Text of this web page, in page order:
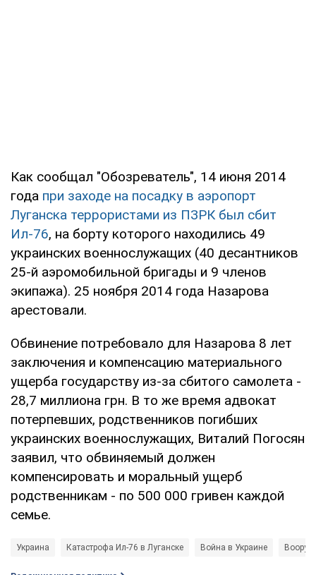
Как сообщал "Обозреватель", 14 июня 2014
года при заходе на посадку в аэропорт
Луганска террористами из ПЗРК был сбит
Ил-76, на борту которого находились 49
украинских военнослужащих (40 десантников
25-й аэромобильной бригады и 9 членов
экипажа). 25 ноября 2014 года Назарова
арестовали.
Обвинение потребовало для Назарова 8 лет
заключения и компенсацию материального
ущерба государству из-за сбитого самолета -
28,7 миллиона грн. В то же время адвокат
потерпевших, родственников погибших
украинских военнослужащих, Виталий Погосян
заявил, что обвиняемый должен
компенсировать и моральный ущерб
родственникам - по 500 000 гривен каждой
семье.
Украина Катастрофа Ил-76 в Луганске Война в Украине